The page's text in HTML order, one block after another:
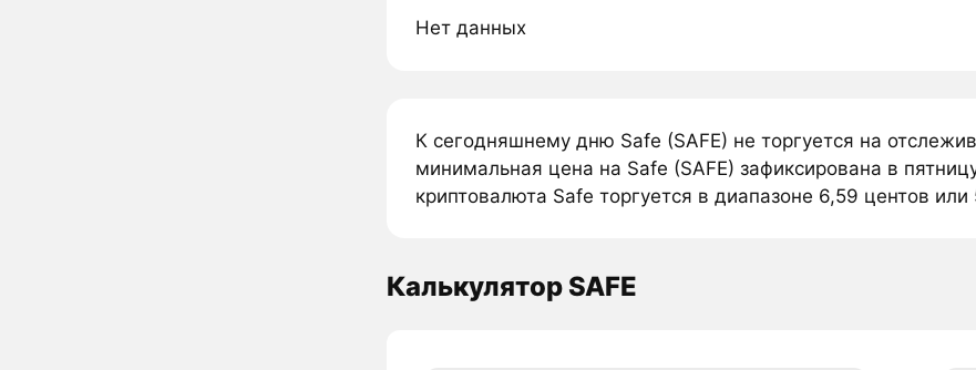
Нет данных
К сегодняшнему дню Safe (SAFE) не торгуется на
минимальная цена на Safe (SAFE) зафиксирована в
криптовалюта Safe торгуется в диапазоне 6,59 центов или
Калькулятор SAFE